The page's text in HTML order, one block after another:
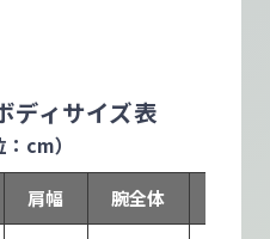
ディサイズ表
：cm）
肩幅 腕全体